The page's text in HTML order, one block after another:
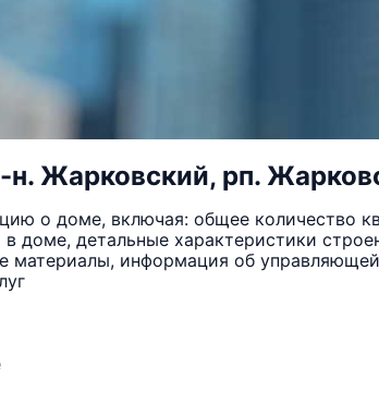
н. Жарковский, рп.
о доме, включая: общее количество
доме, детальные характеристики
материалы, информация об